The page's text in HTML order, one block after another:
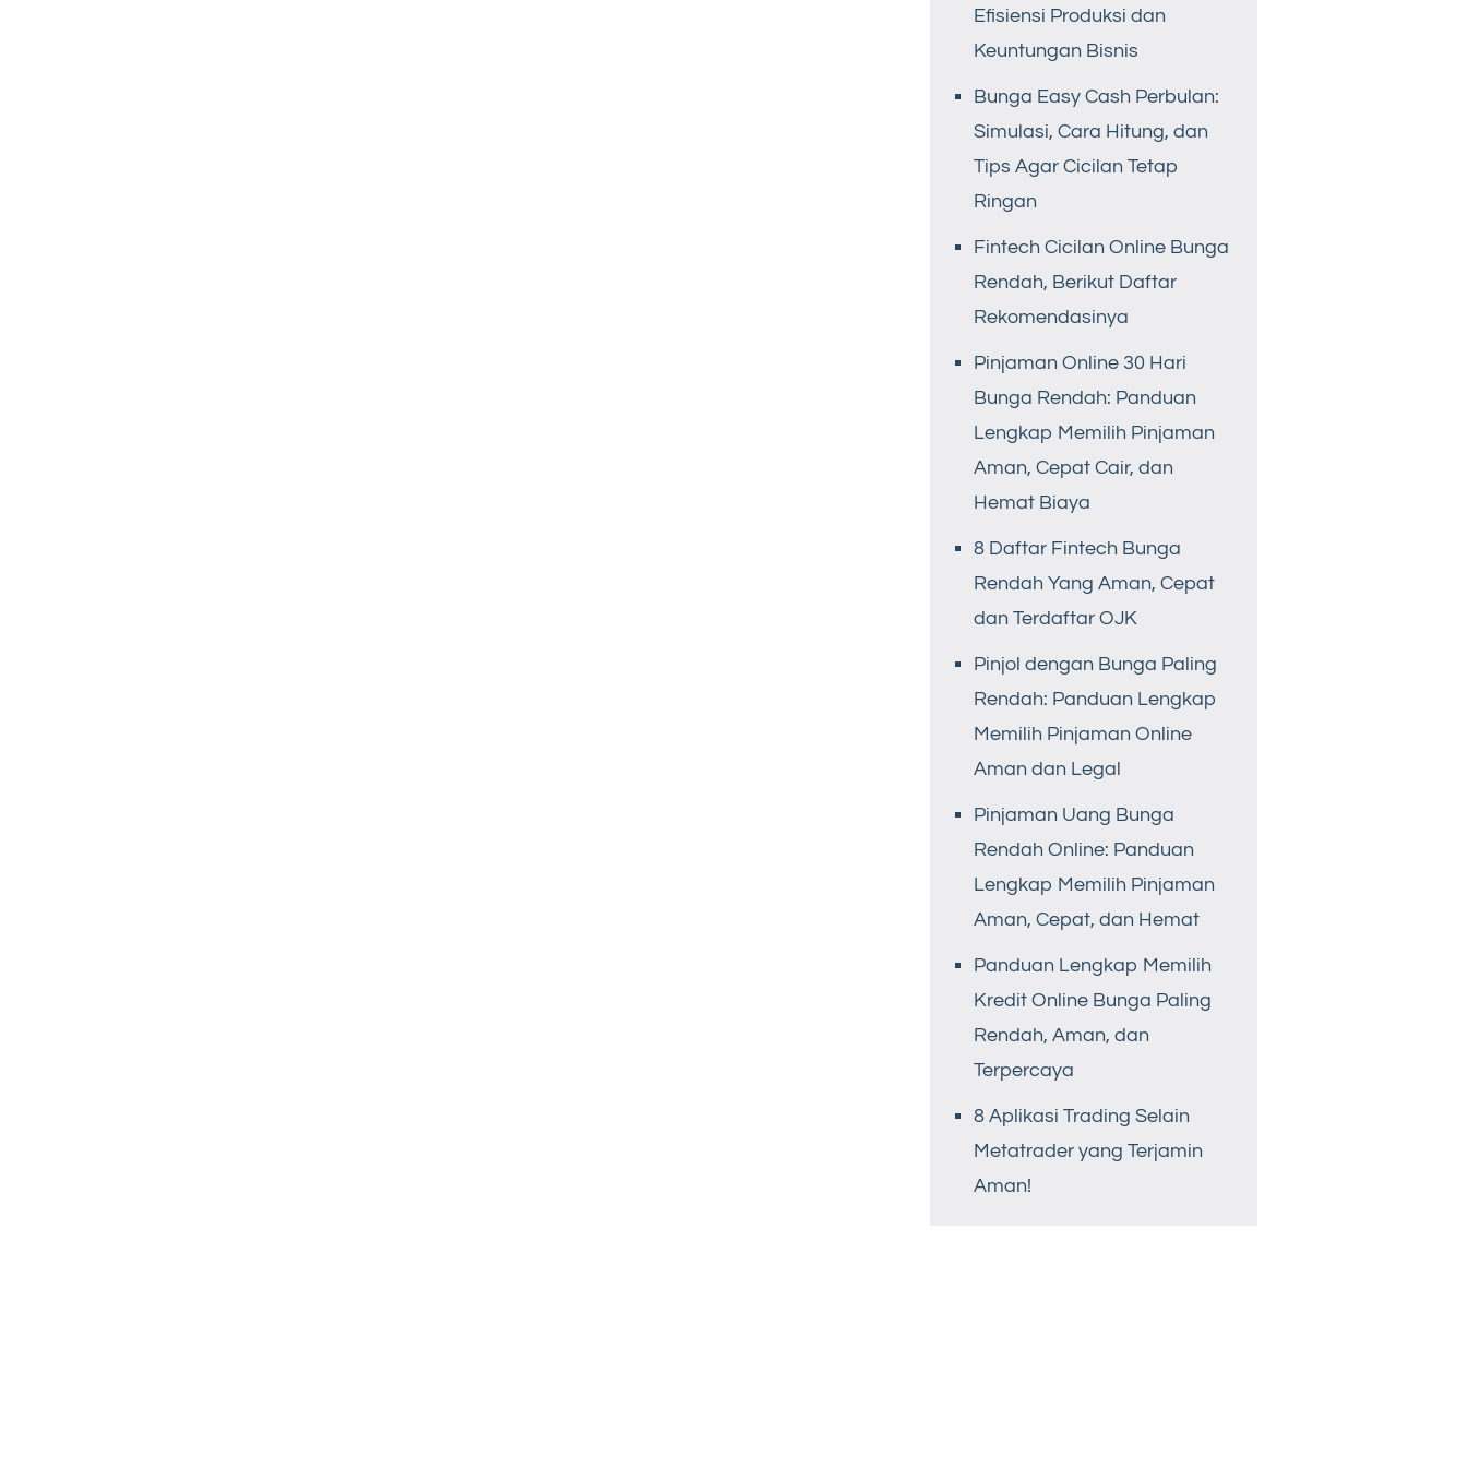
Efisiensi Produksi dan
Keuntungan Bisnis
Bunga Easy Cash Perbulan:
Simulasi, Cara Hitung, dan
Tips Agar Cicilan Tetap
Ringan
Fintech Cicilan Online Bunga
Rendah, Berikut Daftar
Rekomendasinya
Pinjaman Online 30 Hari
Bunga Rendah: Panduan
Lengkap Memilih Pinjaman
Aman, Cepat Cair, dan
Hemat Biaya
8 Daftar Fintech Bunga
Rendah Yang Aman, Cepat
dan Terdaftar OJK
Pinjol dengan Bunga Paling
Rendah: Panduan Lengkap
Memilih Pinjaman Online
Aman dan Legal
Pinjaman Uang Bunga
Rendah Online: Panduan
Lengkap Memilih Pinjaman
Aman, Cepat, dan Hemat
Panduan Lengkap Memilih
Kredit Online Bunga Paling
Rendah, Aman, dan
Terpercaya
8 Aplikasi Trading Selain
Metatrader yang Terjamin
Aman!